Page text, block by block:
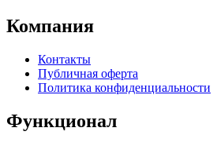
Компания
Контакты
Публичная оферта
Политика конфиденциальности
Функционал